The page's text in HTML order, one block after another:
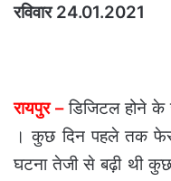
रविवार 24.01.2021
रायपुर –डिजिटल होने के
। कुछ दिन पहले तक
घटना तेजी से बढ़ी थी